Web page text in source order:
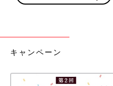
キャンペーン